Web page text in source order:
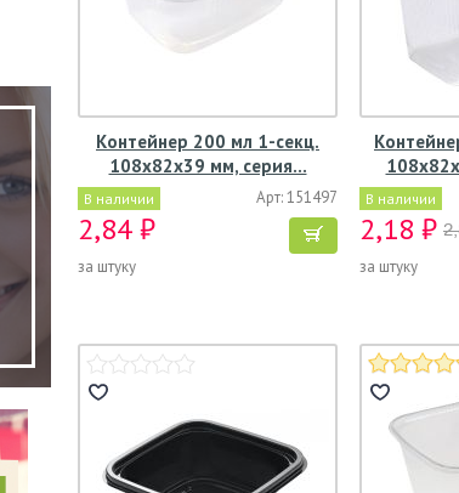
Контейнер 200 мл 1-секц.
108х82х39 мм, серия…
В наличии Арт: 151497
2,84 ₽
за штуку
В наличии
2,18 ₽
за штуку